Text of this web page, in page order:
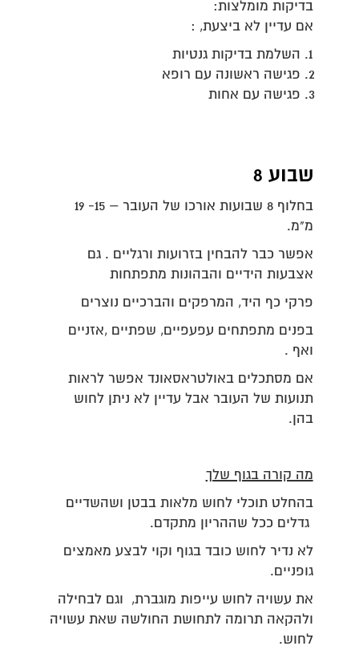
בדיקות מומלצות:
אם עדיין לא ביצעת, :
השלמת בדיקות גנטיות
פגישה ראשונה עם רופא
פגישה עם אחות
שבוע 8
בחלוף 8 שבועות אורכו של העובר – 15- 19
מ"מ.
אפשר כבר להבחין בזרועות ורגליים . גם
אצבעות הידיים והבהונות מתפתחות
פרקי כף היד, המרפקים והברכיים נוצרים
בפנים מתפתחים עפעפיים, שפתיים ,אזניים
ואף .
אם מסתכלים באולטראסאונד אפשר לראות
תנועות של העובר אבל עדיין לא ניתן לחוש
בהן.
מה קורה בגוף שלך
בהחלט תוכלי לחוש מלאות בבטן ושהשדיים
גדלים ככל שההריון מתקדם.
לא נדיר לחוש כובד בגוף וקוי לבצע מאמצים
גופניים.
את עשויה לחוש עייפות מוגברת, וגם לבחילה
ולהקאה תרומה לתחושת החולשה שאת עשויה
לחוש.